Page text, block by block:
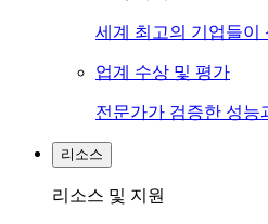
세계 최고의 기업들이
업계 수상 및 평가
전문가가 검증한 성능
리소스
리소스 및 지원